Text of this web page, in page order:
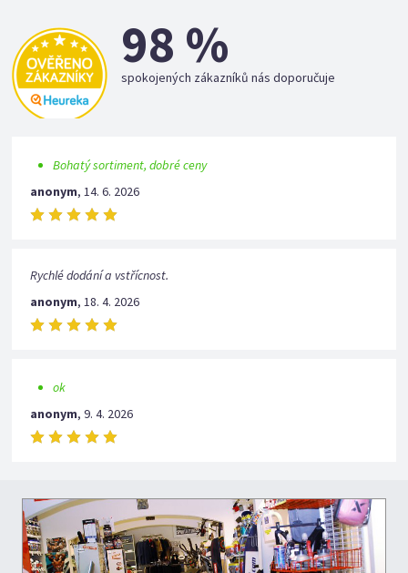
98 %
spokojených zákazníků nás doporučuje
Bohatý sortiment, dobré ceny
anonym,14. 6. 2026
Rychlé dodání a vstřícnost.
anonym,18. 4. 2026
ok
anonym,9. 4. 2026